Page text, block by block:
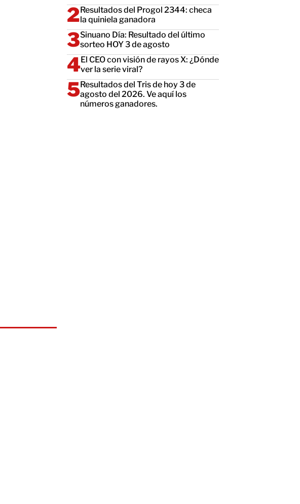
Resultados del Progol 2344: checa
la quiniela ganadora
Sinuano Día: Resultado del último
sorteo HOY 3 de agosto
El CEO con visión de rayos X: ¿Dónde
ver la serie viral?
Resultados del Tris de hoy 3 de
agosto del 2026. Ve aquí los
números ganadores.